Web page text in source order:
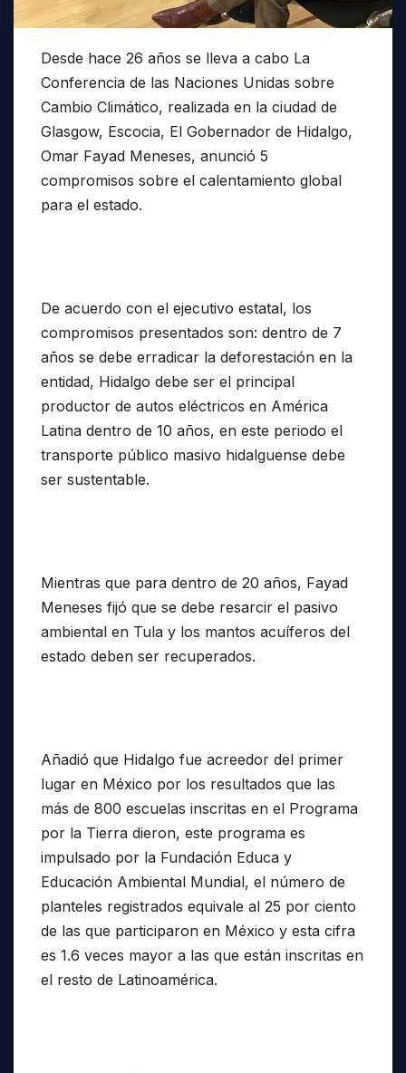
Desde hace 26 años se lleva a cabo La
Conferencia de las Naciones Unidas sobre
Cambio Climático, realizada en la ciudad de
Glasgow, Escocia, El Gobernador de Hidalgo,
Omar Fayad Meneses, anunció 5
compromisos sobre el calentamiento global
para el estado.
De acuerdo con el ejecutivo estatal, los
compromisos presentados son: dentro de 7
años se debe erradicar la deforestación en la
entidad, Hidalgo debe ser el principal
productor de autos eléctricos en América
Latina dentro de 10 años, en este periodo el
transporte público masivo hidalguense debe
ser sustentable.
Mientras que para dentro de 20 años, Fayad
Meneses fijó que se debe resarcir el pasivo
ambiental en Tula y los mantos acuíferos del
estado deben ser recuperados.
Añadió que Hidalgo fue acreedor del primer
lugar en México por los resultados que las
más de 800 escuelas inscritas en el Programa
por la Tierra dieron, este programa es
impulsado por la Fundación Educa y
Educación Ambiental Mundial, el número de
planteles registrados equivale al 25 por ciento
de las que participaron en México y esta cifra
es 1.6 veces mayor a las que están inscritas en
el resto de Latinoamérica.